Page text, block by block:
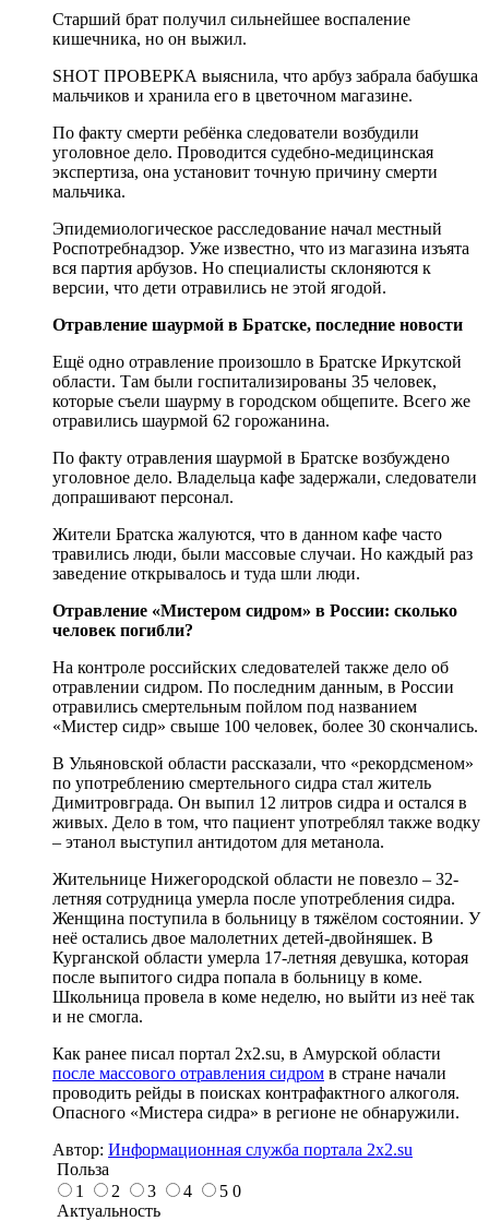
Старший брат получил сильнейшее воспаление
кишечника, но он выжил.
SHOT ПРОВЕРКА выяснила, что арбуз забрала бабушка
мальчиков и хранила его в цветочном магазине.
По факту смерти ребёнка следователи возбудили
уголовное дело. Проводится судебно-медицинская
экспертиза, она установит точную причину смерти
мальчика.
Эпидемиологическое расследование начал местный
Роспотребнадзор. Уже известно, что из магазина изъята
вся партия арбузов. Но специалисты склоняются к
версии, что дети отравились не этой ягодой.
Отравление шаурмой в Братске, последние новости
Ещё одно отравление произошло в Братске Иркутской
области. Там были госпитализированы 35 человек,
которые съели шаурму в городском общепите. Всего же
отравились шаурмой 62 горожанина.
По факту отравления шаурмой в Братске возбуждено
уголовное дело. Владельца кафе задержали, следователи
допрашивают персонал.
Жители Братска жалуются, что в данном кафе часто
травились люди, были массовые случаи. Но каждый раз
заведение открывалось и туда шли люди.
Отравление «Мистером сидром» в России: сколько
человек погибли?
На контроле российских следователей также дело об
отравлении сидром. По последним данным, в России
отравились смертельным пойлом под названием
«Мистер сидр» свыше 100 человек, более 30 скончались.
В Ульяновской области рассказали, что «рекордсменом»
по употреблению смертельного сидра стал житель
Димитровграда. Он выпил 12 литров сидра и остался в
живых. Дело в том, что пациент употреблял также водку
– этанол выступил антидотом для метанола.
Жительнице Нижегородской области не повезло – 32-
летняя сотрудница умерла после употребления сидра.
Женщина поступила в больницу в тяжёлом состоянии. У
неё остались двое малолетних детей-двойняшек. В
Курганской области умерла 17-летняя девушка, которая
после выпитого сидра попала в больницу в коме.
Школьница провела в коме неделю, но выйти из неё так
и не смогла.
Как ранее писал портал 2х2.su, в Амурской области
после массового отравления сидром в стране начали
проводить рейды в поисках контрафактного алкоголя.
Опасного «Мистера сидра» в регионе не обнаружили.
Автор: Информационная служба портала 2x2.su
Польза
1
2 3 4 5 0
Актуальность